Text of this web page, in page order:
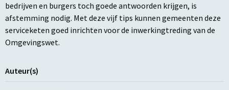
bedrijven en burgers toch goede antwoorden krijgen, is
afstemming nodig. Met deze vijf tips kunnen gemeenten deze
serviceketen goed inrichten voor de inwerkingtreding van de
Omgevingswet.
Auteur(s)